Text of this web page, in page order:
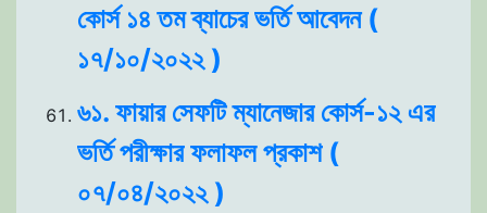
কোর্স ১৪ তম ব্যাচের ভর্তি আবেদন (
১৭/১০/২০২২ )
৬১. ফায়ার সেফটি ম্যানেজার কোর্স-১২ এর
ভর্তি পরীক্ষার ফলাফল প্রকাশ (
০৭/০৪/২০২২ )